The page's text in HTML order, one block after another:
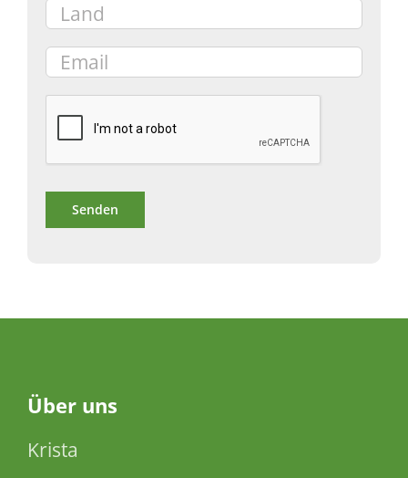
Über uns
Krista